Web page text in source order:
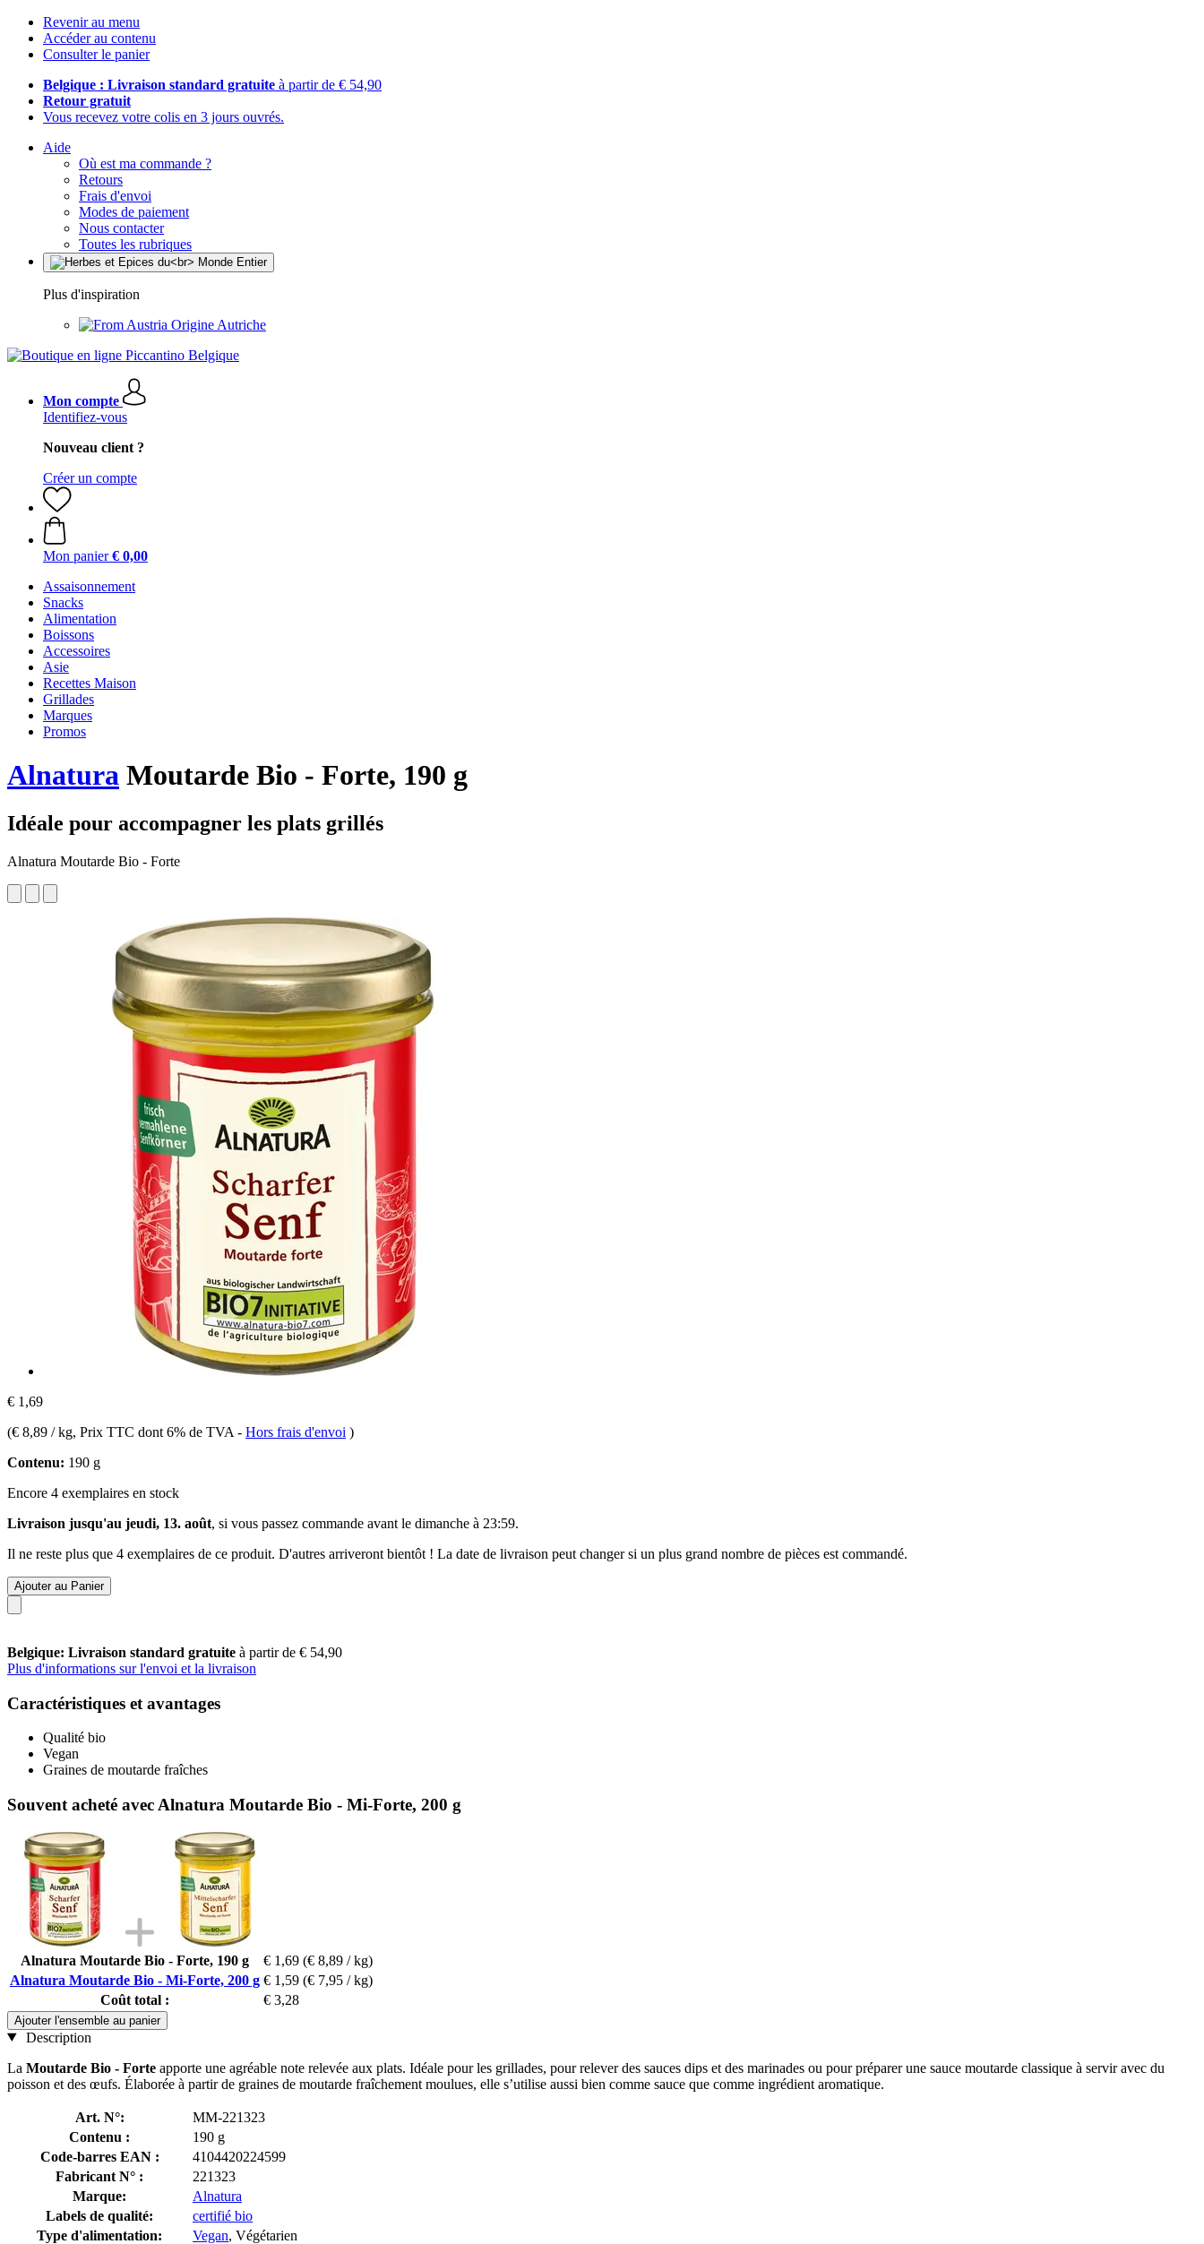
Revenir au menu
Accéder au contenu
Consulter le panier
Belgique : Livraison standard gratuite à partir de € 54,90
Retour gratuit
Vous recevez votre colis en 3 jours ouvrés.
Aide
Où est ma commande ?
Retours
Frais d'envoi
Modes de paiement
Nous contacter
Toutes les rubriques
Plus d'inspiration
Origine Autriche
Mon compte
Identifiez-vous
Nouveau client ?
Créer un compte
Mon panier € 0,00
Assaisonnement
Snacks
Alimentation
Boissons
Accessoires
Asie
Recettes Maison
Grillades
Marques
Promos
Alnatura Moutarde Bio - Forte, 190 g
Idéale pour accompagner les plats grillés
Alnatura Moutarde Bio - Forte
€ 1,69
(€ 8,89 / kg, Prix TTC dont 6% de TVA - Hors frais d'envoi )
Contenu: 190 g
Encore 4 exemplaires en stock
Livraison jusqu'au jeudi, 13. août, si vous passez commande avant le dimanche à 23:59.
Il ne reste plus que 4 exemplaires de ce produit. D'autres arriveront bientôt ! La date de livraison peut changer si un plus grand nombre de pièces est commandé.
Ajouter au Panier
Belgique: Livraison standard gratuite à partir de € 54,90
Plus d'informations sur l'envoi et la livraison
Caractéristiques et avantages
Qualité bio
Vegan
Graines de moutarde fraîches
Souvent acheté avec Alnatura Moutarde Bio - Mi-Forte, 200 g
Alnatura Moutarde Bio - Forte, 190 g € 1,69 (€ 8,89 / kg)
Alnatura Moutarde Bio - Mi-Forte, 200 g € 1,59 (€ 7,95 / kg)
Coût total :
€ 3,28
Ajouter l'ensemble au panier
Description
La Moutarde Bio - Forte apporte une agréable note relevée aux plats. Idéale pour les grillades, pour relever des sauces dips et des marinades ou pour préparer une sauce moutarde classique à servir avec du
poisson et des œufs. Élaborée à partir de graines de moutarde fraîchement moulues, elle s’utilise aussi bien comme sauce que comme ingrédient aromatique.
Art. N°:
MM-221323
Contenu :
190 g
Code-barres EAN :
4104420224599
Fabricant N° :
221323
Marque:
Alnatura
Labels de qualité:
certifié bio
Type d'alimentation:
Vegan, Végétarien